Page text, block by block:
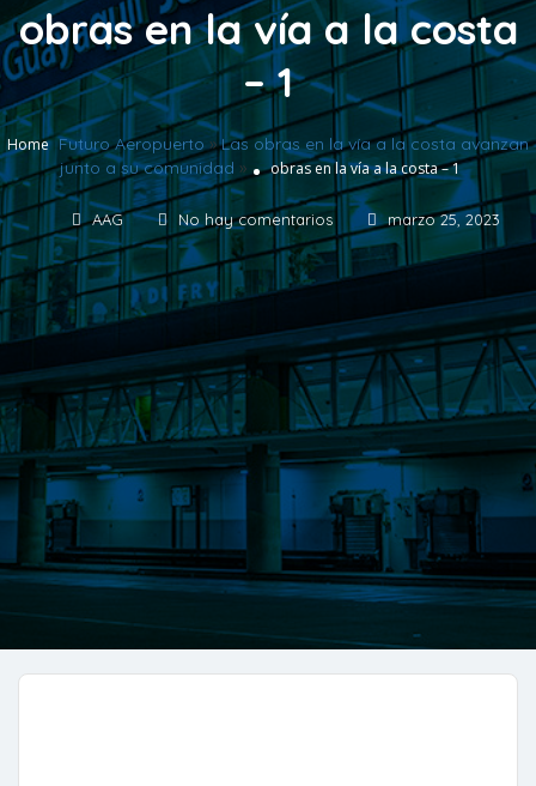
obras en la vía a la costa
– 1
Home Futuro Aeropuerto»Las obras en la vía a la costa avanzan
junto a su comunidad » obras en la vía a la costa – 1
AAG No hay comentarios marzo 25, 2023